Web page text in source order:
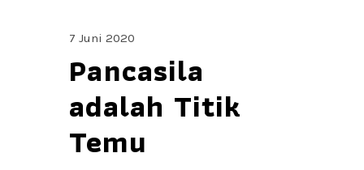
7 Juni 2020
Pancasila
adalah Titik
Temu